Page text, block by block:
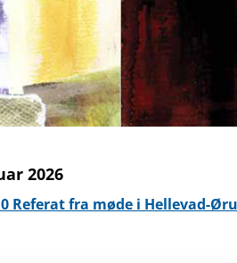
2026
Referat fra møde i Hellevad-